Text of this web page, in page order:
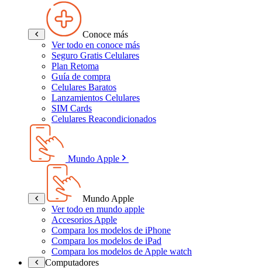
Conoce más
Ver todo en conoce más
Seguro Gratis Celulares
Plan Retoma
Guía de compra
Celulares Baratos
Lanzamientos Celulares
SIM Cards
Celulares Reacondicionados
Mundo Apple
Mundo Apple
Ver todo en mundo apple
Accesorios Apple
Compara los modelos de iPhone
Compara los modelos de iPad
Compara los modelos de Apple watch
Computadores